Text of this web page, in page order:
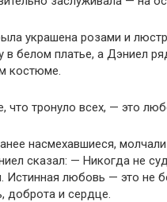
украшена розами и
в белом платье, а Дэниел
костюме.
что тронуло всех, — это
насмехавшиеся,
сказал: — Никогда не
Истинная любовь — это не
доброта и сердце.